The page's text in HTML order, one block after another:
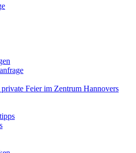
Feier im Zentrum Hannovers